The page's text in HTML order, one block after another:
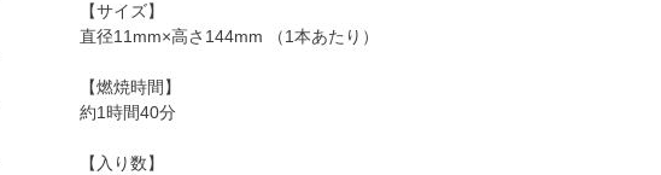
【サイズ】
直径11mm×高さ144mm （1本あたり）
【燃焼時間】
約1時間40分
【入り数】